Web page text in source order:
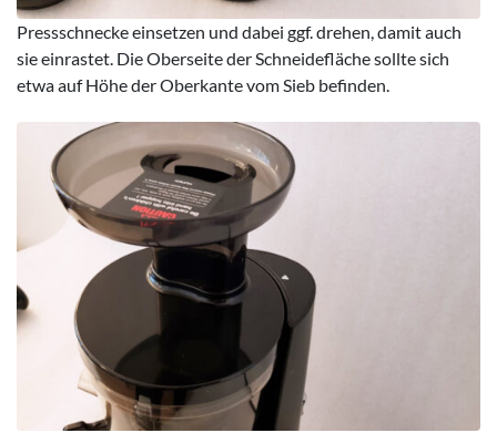
Pressschnecke einsetzen und dabei ggf. drehen, damit auch
sie einrastet. Die Oberseite der Schneidefläche sollte sich
etwa auf Höhe der Oberkante vom Sieb befinden.